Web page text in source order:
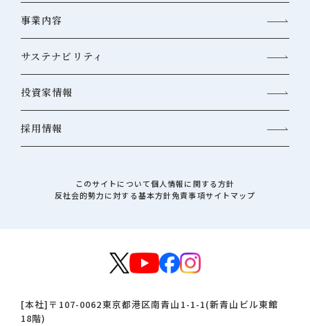
[本社] 〒107-0062東京都港区南青山1-1-1(新青山ビル東館
18階)
事業内容
サステナビリティ
投資家情報
採用情報
このサイトについて個人情報に関する方針
反社会的勢力に対する基本方針免責事項サイトマップ